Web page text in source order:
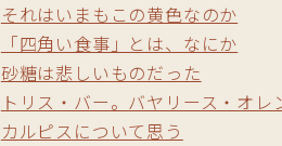
それはいまもこの黄色なのか
「四角い食事」とは、なにか
砂糖は悲しいものだった
トリス・バー。バヤリース・オレ
カルピスについて思う